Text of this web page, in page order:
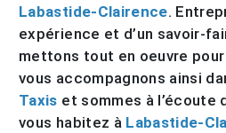
Labastide-Clairence.
expérience et d’un savoir-
mettons tout en oeuvre
vous accompagnons ainsi
Taxis et sommes à l’écoute
vous habitez à Labastide-